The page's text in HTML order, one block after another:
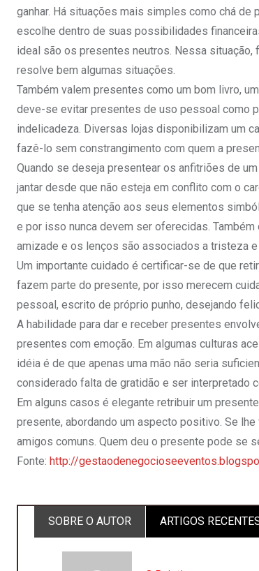
ganhar. Há situações mais simples como chá
escolhe dentro de suas possibilidades
ideal são os presentes neutros. Nessa situação,
resolve bem algumas situações.
Também valem presentes como um bom livro,
deve-se evitar presentes de uso pessoal como
indelicadeza. Diversas lojas disponibilizam um
fazê-lo sem constrangimento com quem a
Quando se deseja presentear os anfitriões de
jantar desde que não esteja em conflito com o
que se tenha atenção aos seus elementos
e por isso nunca devem ser oferecidas.
amizade e os lenços são associados a tristeza e
Um importante cuidado é certificar-se de que
fazem parte do presente, por isso merecem
pessoal, escrito de próprio punho, desejando
A habilidade para dar e receber presentes
presentes com emoção. Em algumas culturas
idéia é de que apenas uma mão não seria
considerado falta de gratidão e ser interpretado
Em alguns casos é elegante retribuir um
presente, abordando um aspecto positivo. Se
amigos comuns. Quem deu o presente pode se
Fonte: http://
SOBRE O AUTOR
ARTIGOS